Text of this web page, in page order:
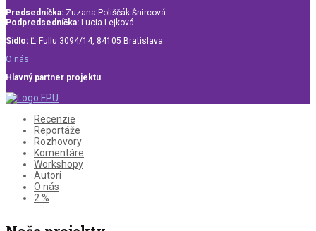
Predsedníčka: Zuzana Poliščák Šnircová
Podpredsedníčka: Lucia Lejková
Sídlo: Ľ. Fullu 3094/14, 84105 Bratislava
O nás
Hlavný partner projektu
Recenzie
Reportáže
Rozhovory
Komentáre
Workshopy
Autori
O nás
2 %